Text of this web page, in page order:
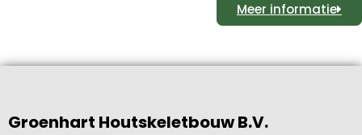
Meer informatie
Groenhart Houtskeletbouw B.V.